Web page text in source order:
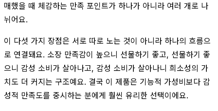
매했을 때 체감하는 만족 포인트가 하나가 아니라 여러 개로 나
뉘어요.
이 다섯 가지 장점은 서로 따로 노는 것이 아니라 하나의 흐름으
로 연결돼요. 소장 만족감이 높으니 선물하기 좋고, 선물하기 좋
으니 감성 소비가 살아나고, 감성 소비가 살아나니 희소성의 가
치도 더 커지는 구조예요. 결국 이 제품은 기능적 가성비보다 감
성적 만족도를 중시하는 분에게 훨씬 유리한 선택이에요.